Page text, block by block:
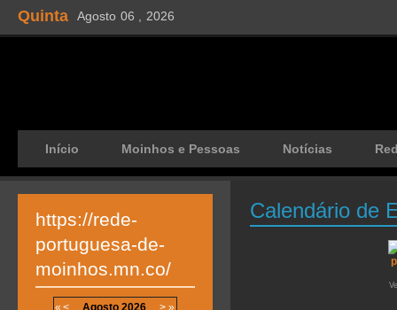
Quinta Agosto 06 , 2026
Início Moinhos e Pessoas Notícias
Calendário de
https://rede-
portuguesa-de-
moinhos.mn.co/
« < Agosto 2026 > »